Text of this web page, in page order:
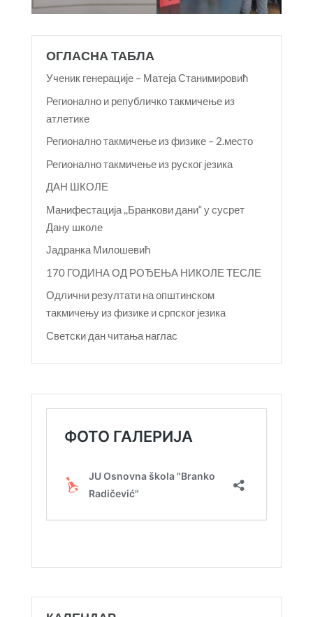
ОГЛАСНА ТАБЛА
Ученик генерације – Матеја Станимировић
Регионално и републичко такмичење из
атлетике
Регионално такмичење из физике – 2.место
Регионално такмичење из руског језика
ДАН ШКОЛЕ
Манифестација ,,Бранкови дани“ у сусрет
Дану школе
Јадранка Милошевић
170 ГОДИНА ОД РОЂЕЊА НИКОЛЕ ТЕСЛЕ
Одлични резултати на општинском
такмичењу из физике и српског језика
Светски дан читања наглас